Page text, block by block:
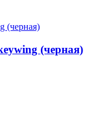
(черная)